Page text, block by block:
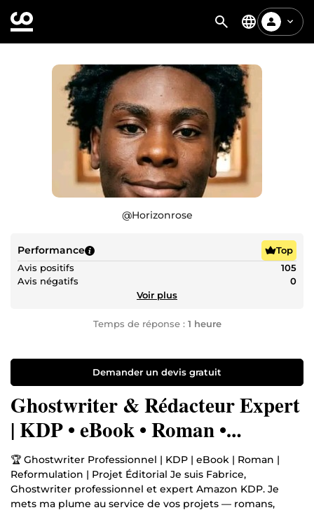
@Horizonrose
Performance
Top
Avis positifs
105
Avis négatifs
0
Voir plus
Temps de réponse : 1 heure
Demander un devis gratuit
Ghostwriter & Rédacteur Expert
| KDP • eBook • Roman •
Reformulation • Projet Éditorial
🏆 Ghostwriter Professionnel | KDP | eBook | Roman |
Reformulation | Projet Éditorial Je suis Fabrice,
Ghostwriter professionnel et expert Amazon KDP. Je
mets ma plume au service de vos projets — romans,